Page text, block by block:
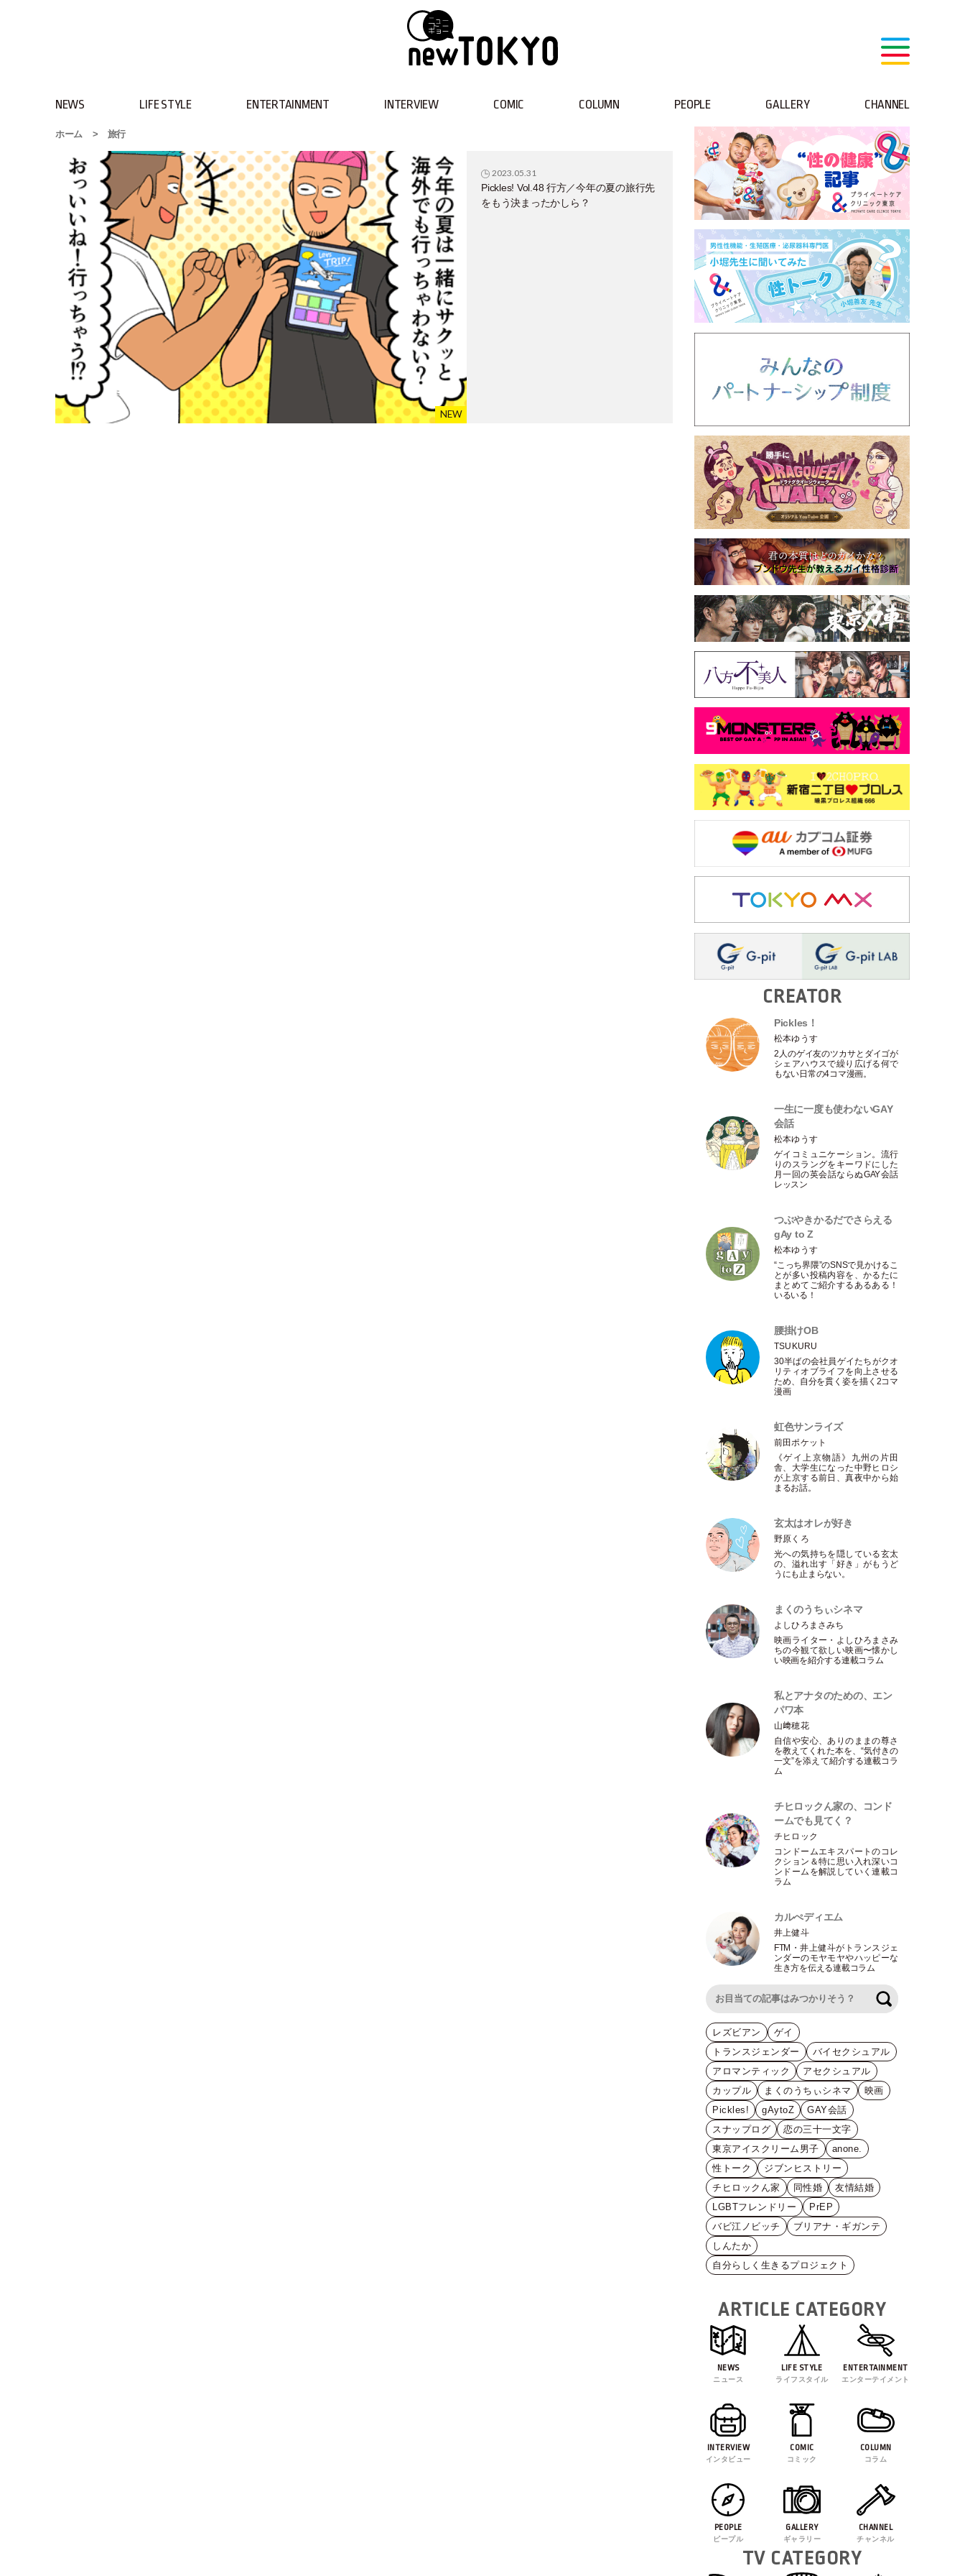
NEWS LIFE STYLE ENTERTAINMENT INTERVIEW COMIC COLUMN PEOPLE GALLERY CHANNEL
ホーム > 旅行
2023.05.31
Pickles! Vol.48 行方／今年の夏の旅行先
をもう決まったかしら？
CREATOR
Pickles！
松本ゆうす
2人のゲイ友のツカサとダイゴが
シェアハウスで繰り広げる何で
もない日常の4コマ漫画。
一生に一度も使わないGAY
会話
松本ゆうす
ゲイコミュニケーション。流行
りのスラングをキーワドにした
月一回の英会話ならぬGAY会話
レッスン
つぶやきかるだでさらえる
gAy to Z
松本ゆうす
“こっち界隈”のSNSで見かけるこ
とが多い投稿内容を、かるたに
まとめてご紹介するあるある！
いるいる！
腰掛けOB
TSUKURU
30半ばの会社員ゲイたちがクオ
リティオブライフを向上させる
ため、自分を貫く姿を描く2コマ
漫画
虹色サンライズ
前田ポケット
《ゲイ上京物語》九州の片田
舎、大学生になった中野ヒロシ
が上京する前日、真夜中から始
まるお話。
玄太はオレが好き
野原くろ
光への気持ちを隠している玄太
の、溢れ出す 「好き 」がもうど
うにも止まらない。
まくのうちぃシネマ
よしひろまさみち
映画ライター ・ よしひろまさみ
ちの今観て欲しい映画〜懐かし
い映画を紹介する連載コラム
私とアナタのための、エン
パワ本
山﨑穂花
自信や安心、ありのままの尊さ
を教えてくれた本を、“気付きの
一文”を添えて紹介する連載コラ
ム
チヒロックん家の、コンド
ームでも見てく？
チヒロック
コンドームエキスパートのコレ
クション＆特に思い入れ深いコ
ンドームを解説していく連載コ
ラム
カルぺディエム
井上健斗
FTM ・井上健斗がトランスジェ
ンダーのモヤモヤやハッピーな
生き方を伝える連載コラム
レズビアン
ゲイ
トランスジェンダー
バイセクシュアル
アロマンティック
アセクシュアル
カップル
まくのうちぃシネマ
映画
Pickles!
gAytoZ
GAY会話
スナップログ
恋の三十一文字
東京アイスクリーム男子
anone.
性トーク
ジブンヒストリー
チヒロックん家
同性婚
友情結婚
LGBTフレンドリー
PrEP
バビ江ノビッチ
ブリアナ・ギガンテ
しんたか
自分らしく生きるプロジェクト
ARTICLE CATEGORY
NEWS
ニュース
LIFE STYLE
ライフスタイル
ENTERTAINMENT
エンターテイメント
INTERVIEW
インタビュー
COMIC
コミック
COLUMN
コラム
PEOPLE
ピープル
GALLERY
ギャラリー
CHANNEL
チャンネル
TV CATEGORY